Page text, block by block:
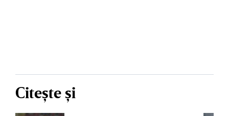
Citește și